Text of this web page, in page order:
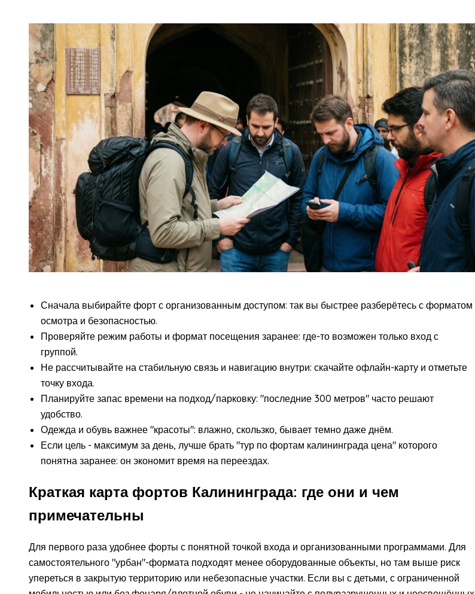
Сначала выбирайте форт с организованным доступом: так вы быстрее разберётесь с форматом
осмотра и безопасностью.
Проверяйте режим работы и формат посещения заранее: где-то возможен только вход с
группой.
Не рассчитывайте на стабильную связь и навигацию внутри: скачайте офлайн-карту и отметьте
точку входа.
Планируйте запас времени на подход/парковку: "последние 300 метров" часто решают
удобство.
Одежда и обувь важнее "красоты": влажно, скользко, бывает темно даже днём.
Если цель - максимум за день, лучше брать "тур по фортам калининграда цена" которого
понятна заранее: он экономит время на переездах.
Краткая карта фортов Калининграда: где они и чем
примечательны
Для первого раза удобнее форты с понятной точкой входа и организованными программами. Для
самостоятельного "урбан"-формата подходят менее оборудованные объекты, но там выше риск
упереться в закрытую территорию или небезопасные участки. Если вы с детьми, с ограниченной